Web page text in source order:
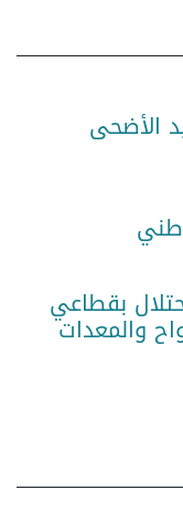
الأضحى
بقطاعي
والمعدات